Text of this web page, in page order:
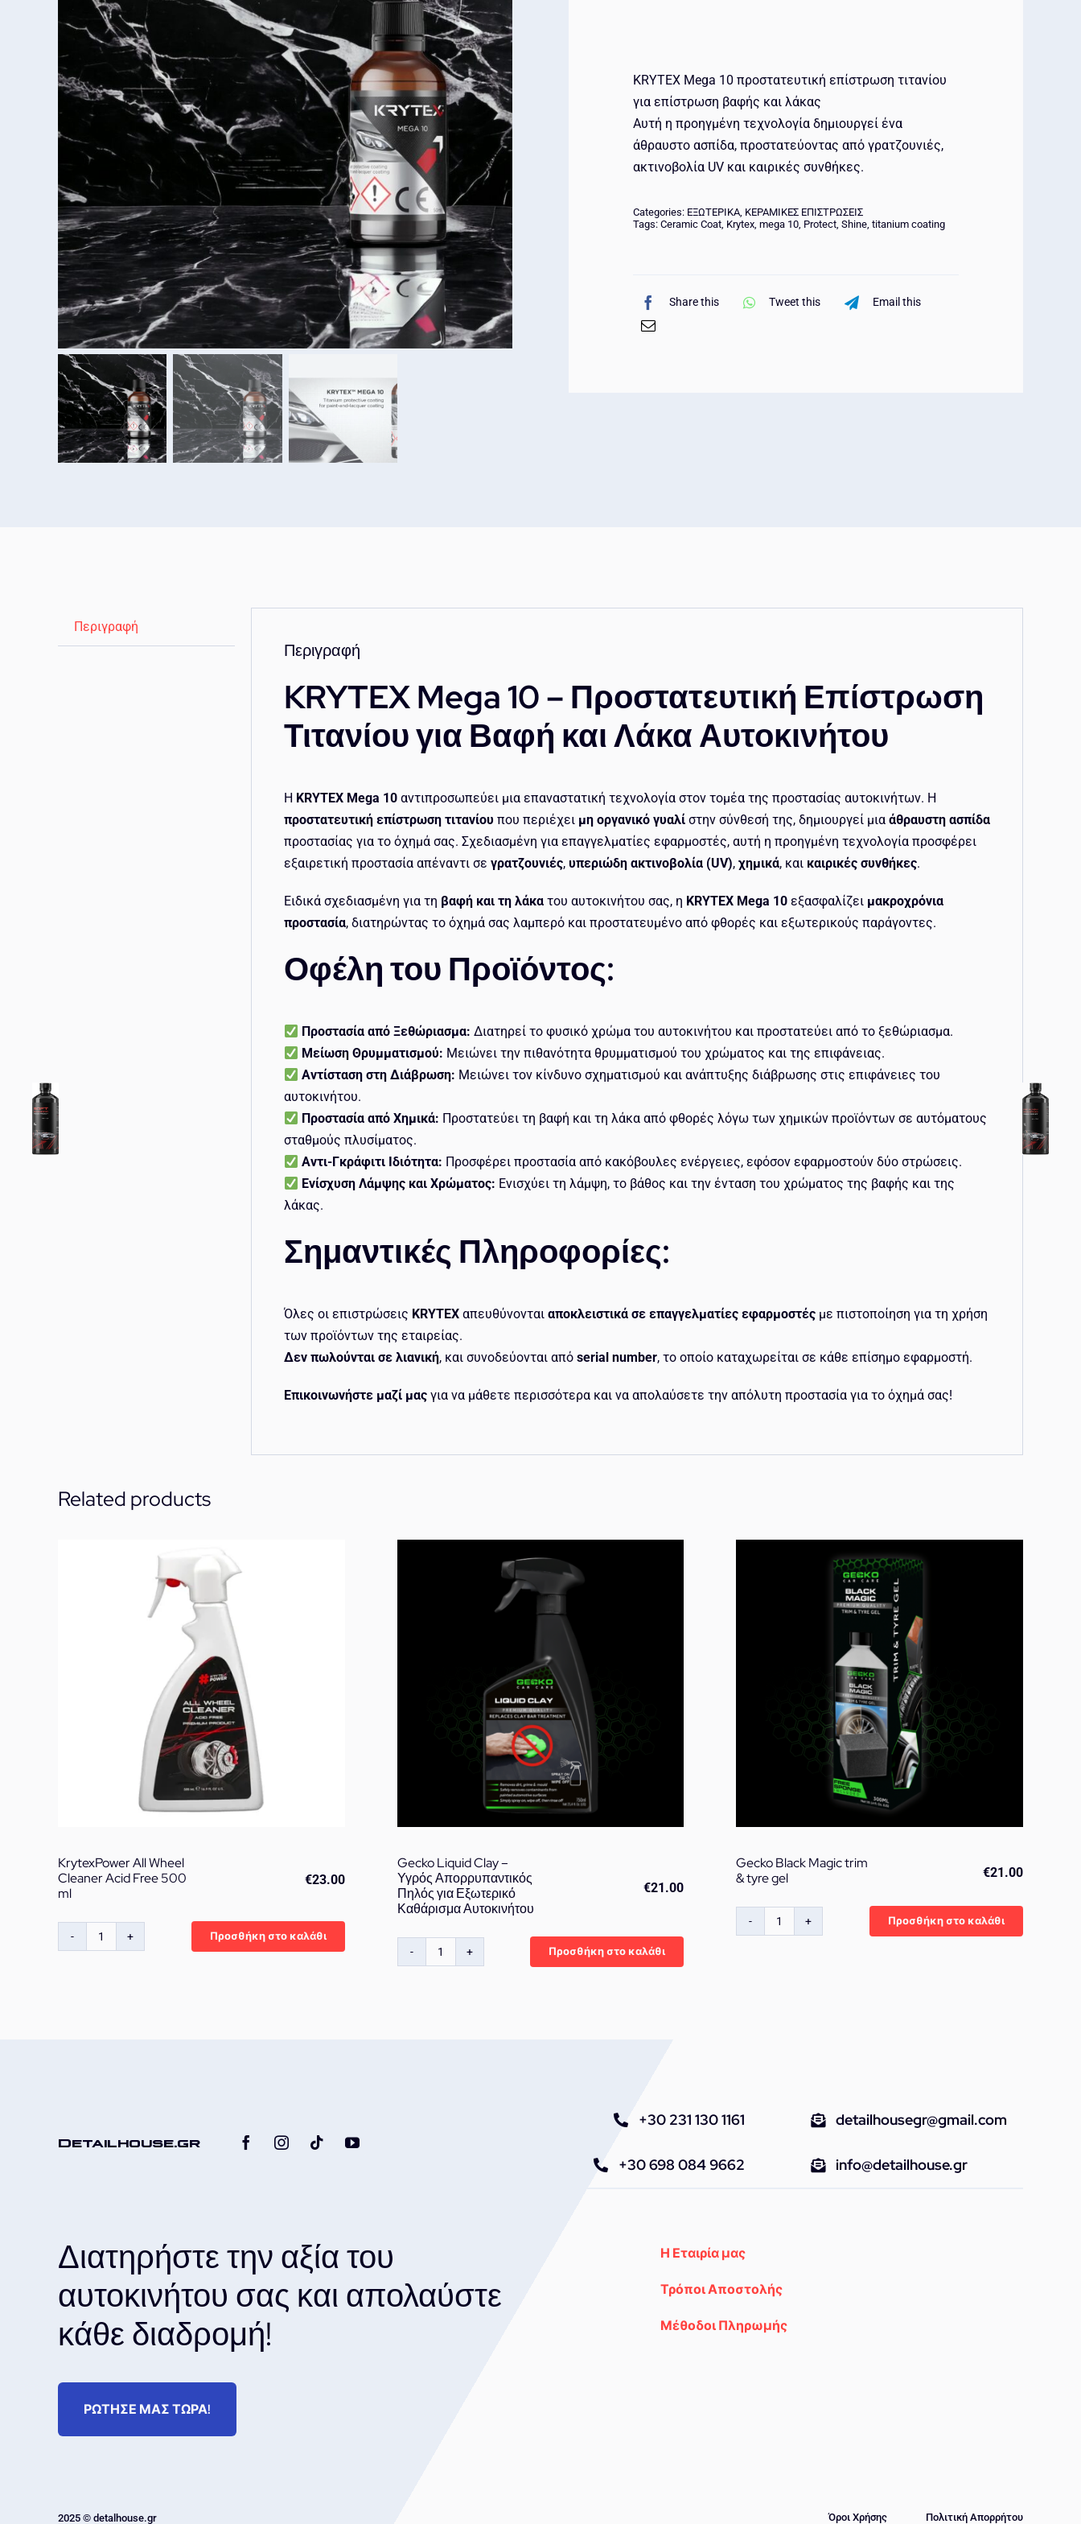
KRYTEX Mega 10 προστατευτική επίστρωση τιτανίου
για επίστρωση βαφής και λάκας
Αυτή η προηγμένη τεχνολογία δημιουργεί ένα
άθραυστο ασπίδα, προστατεύοντας από γρατζουνιές,
ακτινοβολία UV και καιρικές συνθήκες.
Categories: ΕΞΩΤΕΡΙΚΑ ΚΕΡΑΜΙΚΕΣ ΕΠΙΣΤΡΩΣΕΙΣ
Tags: Ceramic Coat Krytex mega 10 Protect Shine titanium coating
Share this Tweet this Email this
Περιγραφή
Περιγραφή
KRYTEX Mega 10 – Προστατευτική Επίστρωση
Τιτανίου για Βαφή και Λάκα Αυτοκινήτου
Η KRYTEX Mega 10αντιπροσωπεύει μια επαναστατική τεχνολογία στον τομέα της προστασίας αυτοκινήτων. Η
προστατευτική επίστρωση τιτανίου που περιέχει μη οργανικό γυαλίστην σύνθεσή της, δημιουργεί μια άθραυστη ασπίδα
προστασίας για το όχημά σας. Σχεδιασμένη για επαγγελματίες εφαρμοστές, αυτή η προηγμένη τεχνολογία προσφέρει
εξαιρετική προστασία απέναντι σε γρατζουνιές, υπεριώδη ακτινοβολία (UV), χημικά, και καιρικές συνθήκες.
Ειδικά σχεδιασμένη για τη βαφή και τη λάκατου αυτοκινήτου σας, η KRYTEX Mega 10εξασφαλίζει μακροχρόνια
προστασία, διατηρώντας το όχημά σας λαμπερό και προστατευμένο από φθορές και εξωτερικούς παράγοντες.
Οφέλη του Προϊόντος:
Προστασία από Ξεθώριασμα: Διατηρεί το φυσικό χρώμα του αυτοκινήτου και προστατεύει από το ξεθώριασμα.
Μείωση Θρυμματισμού: Μειώνει την πιθανότητα θρυμματισμού του χρώματος και της επιφάνειας.
Αντίσταση στη Διάβρωση: Μειώνει τον κίνδυνο σχηματισμού και ανάπτυξης διάβρωσης στις επιφάνειες του
αυτοκινήτου.
Προστασία από Χημικά: Προστατεύει τη βαφή και τη λάκα από φθορές λόγω των χημικών προϊόντων σε αυτόματους
σταθμούς πλυσίματος.
Αντι-Γκράφιτι Ιδιότητα: Προσφέρει προστασία από κακόβουλες ενέργειες, εφόσον εφαρμοστούν δύο στρώσεις.
Ενίσχυση Λάμψης και Χρώματος: Ενισχύει τη λάμψη, το βάθος και την ένταση του χρώματος της βαφής και της
λάκας.
Σημαντικές Πληροφορίες:
Όλες οι επιστρώσεις KRYTEXαπευθύνονται αποκλειστικά σε επαγγελματίες εφαρμοστέςμε πιστοποίηση για τη χρήση
των προϊόντων της εταιρείας.
Δεν πωλούνται σε λιανική, και συνοδεύονται από serial number, το οποίο καταχωρείται σε κάθε επίσημο εφαρμοστή.
Επικοινωνήστε μαζί μαςγια να μάθετε περισσότερα και να απολαύσετε την απόλυτη προστασία για το όχημά σας!
Related products
KrytexPower All Wheel
Cleaner Acid Free 500
ml
€23.00
KrytexPower
Προσθήκη στο καλάθι
Gecko Liquid Clay –
Υγρός Απορρυπαντικός
Πηλός για Εξωτερικό
Καθάρισμα Αυτοκινήτου
€21.00
Gecko
Προσθήκη στο καλάθι
Gecko Black Magic trim
& tyre gel
€21.00
Gecko
Προσθήκη στο καλάθι
Detailhouse.gr
+30 231 130 1161
+30 698 084 9662
detailhousegr@gmail.com
info@detailhouse.gr
Διατηρήστε την αξία του
αυτοκινήτου σας και απολαύστε
κάθε διαδρομή!
ΡΩΤΗΣΕ ΜΑΣ ΤΩΡΑ!
Η Εταιρία μας
Τρόποι Αποστολής
Μέθοδοι Πληρωμής
2025 © detalhouse.gr Όροι Χρήσης Πολιτική Απορρήτου